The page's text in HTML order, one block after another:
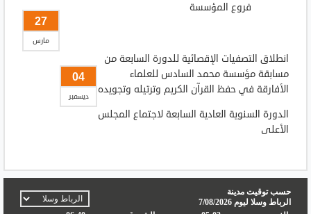
فروع المؤسسة
27
مارس
انطلاق التصفيات الإقصائية للدورة السابعة من
مسابقة مؤسسة محمد السادس للعلماء
الأفارقة في حفظ القرآن الكريم وترتيله وتجويده
04
ديسمبر
الدورة السنوية العادية السابعة لاجتماع المجلس
الأعلى